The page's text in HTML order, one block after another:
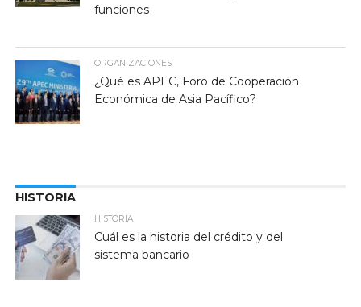
funciones
ORGANIZACIONES
¿Qué es APEC, Foro de Cooperación
Económica de Asia Pacífico?
HISTORIA
HISTORIA
Cuál es la historia del crédito y del
sistema bancario